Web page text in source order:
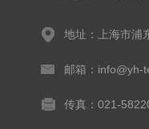
地址：上海市浦
邮箱：info@yh-
传真：021-